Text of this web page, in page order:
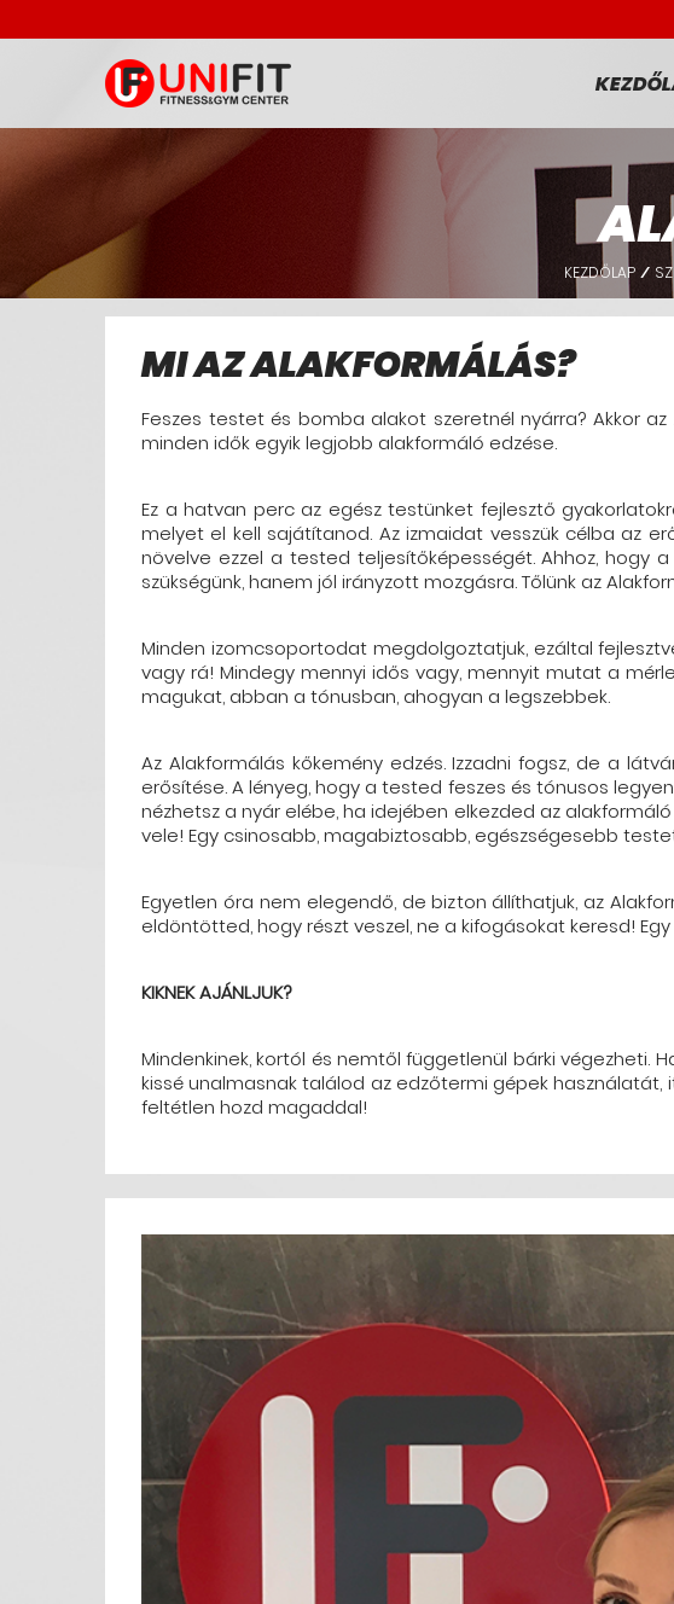
KEZDŐLAP /
MI AZ ALAKFORMÁLÁS?
Feszes testet és bomba alakot szeretnél nyárra? Akkor
minden idők egyik legjobb alakformáló edzése.
Ez a hatvan perc az egész testünket fejlesztő
melyet el kell sajátítanod. Az izmaidat vesszük célba az
növelve ezzel a tested teljesítőképességét. Ahhoz, hogy
szükségünk, hanem jól irányzott mozgásra. Tőlünk az
Minden izomcsoportodat megdolgoztatjuk, ezáltal
vagy rá! Mindegy mennyi idős vagy, mennyit mutat a
magukat, abban a tónusban, ahogyan a legszebbek.
Az Alakformálás kőkemény edzés. Izzadni fogsz, de a
erősítése. A lényeg, hogy a tested feszes és tónusos
nézhetsz a nyár elébe, ha idejében elkezded az
vele! Egy csinosabb, magabiztosabb, egészségesebb
Egyetlen óra nem elegendő, de bizton állíthatjuk, az
eldöntötted, hogy részt veszel, ne a kifogásokat keresd!
KIKNEK AJÁNLJUK?
Mindenkinek, kortól és nemtől függetlenül bárki végezheti.
kissé unalmasnak találod az edzőtermi gépek használatát,
feltétlen hozd magaddal!